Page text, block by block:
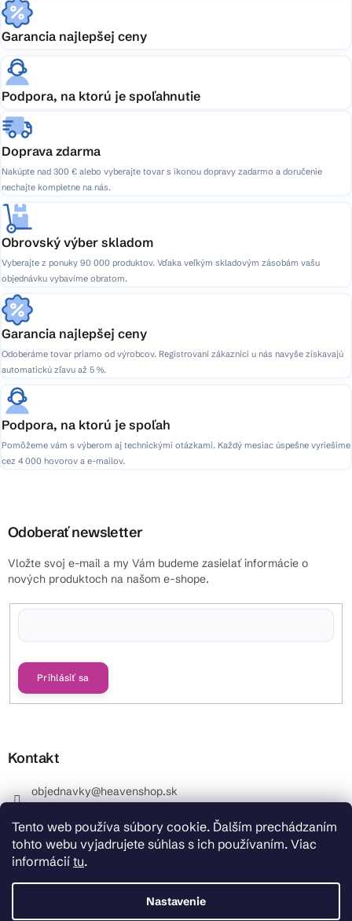
Tento web používa súbory cookie. Ďalším prechádzaním
tohto webu vyjadrujete súhlas s ich používaním. Viac
informácií tu.
Nastavenie
Garancia najlepšej ceny
Podpora, na ktorú je spoľahnutie
Doprava zdarma
Nakúpte nad 300 € alebo vyberajte tovar s ikonou dopravy zadarmo a doručenie
nechajte kompletne na nás.
Obrovský výber skladom
Vyberajte z ponuky 90 000 produktov. Vďaka veľkým skladovým zásobám vašu
objednávku vybavíme obratom.
Garancia najlepšej ceny
Odoberáme tovar priamo od výrobcov. Registrovaní zákazníci u nás navyše získavajú
automatickú zľavu až 5 %.
Podpora, na ktorú je spoľah
Pomôžeme vám s výberom aj technickými otázkami. Každý mesiac úspešne vyriešime
cez 4 000 hovorov a e-mailov.
Odoberať newsletter
Vložte svoj e-mail a my Vám budeme zasielať informácie o
nových produktoch na našom e-shope.
Prihlásiť sa
Kontakt
objednavky@heavenshop.sk
_Info objednávky : +421 914 399 399 Pracovné dni od
8.00 hod. do 12.00 . REKLAMÁCIE : +421 914 399 399
HeavenShop.sk
HeavenShop.sk